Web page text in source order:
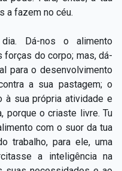
a fazem no céu.
Dá-nos o alimento
do corpo; mas, dá-
para o desenvolvimento
a sua pastagem; o
à sua própria atividade e
porque o criaste livre. Tu
com o suor da tua
trabalho, para ele, uma
a inteligência na